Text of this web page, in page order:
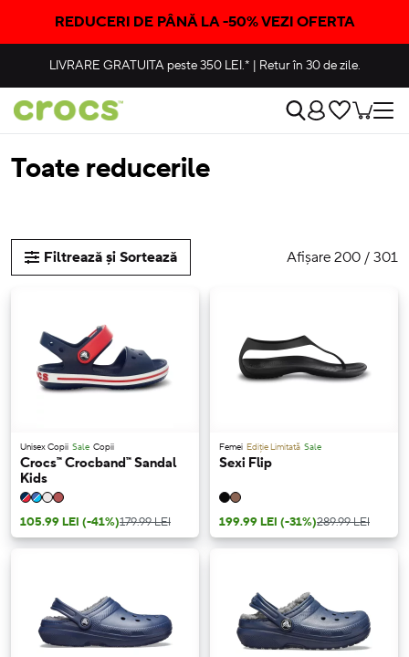
REDUCERI DE PÂNĂ LA -50% VEZI OFERTA
LIVRARE GRATUITApeste 350 LEI.* | Retur în 30 de zile.
Toate reducerile
Filtrează și Sortează Afișare 200 / 301
Unisex Copii Sale Copii
Crocs™ Crocband™ Sandal
Kids
105.99 LEI (-41%)179.99 LEI
Femei Ediție Limitată Sale
Sexi Flip
199.99 LEI (-31%)289.99 LEI